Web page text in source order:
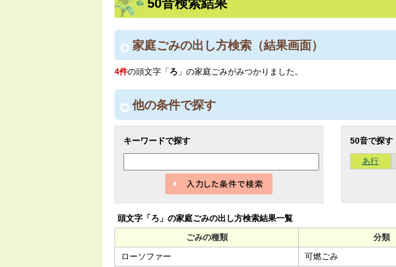
50音検索結果
家庭ごみの出し方検索 （結果画面）
4件の頭文字「ろ 」の家庭ごみがみつかりました。
他の条件で探す
キーワードで探す 50音で探す
あ行
頭文字「ろ 」の家庭ごみの出し方検索結果一覧
ごみの種類
分類
ローソファー
可燃ごみ